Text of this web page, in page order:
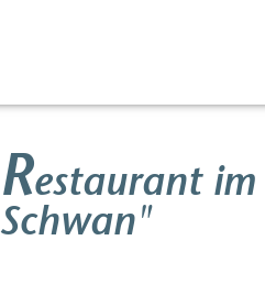
Restaurant im
Schwan"